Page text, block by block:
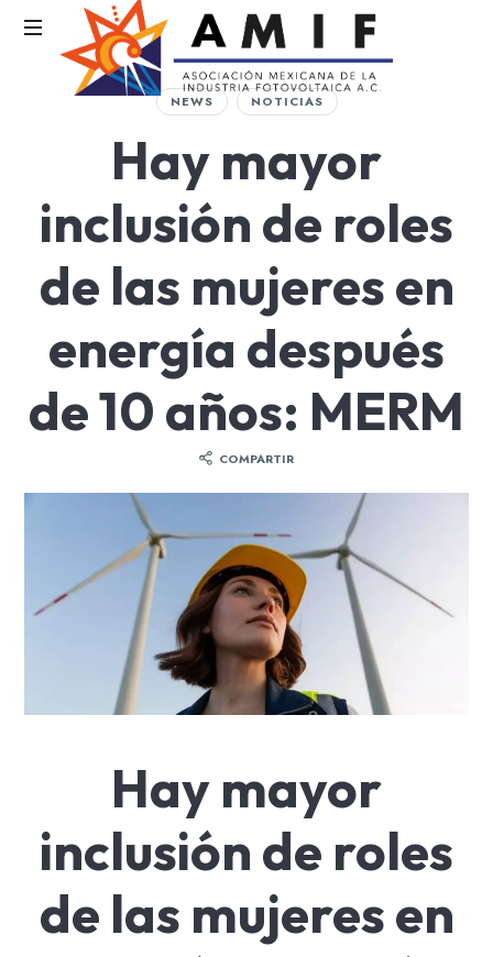
AMIF
Fotovoltaica
NEWS NOTICIAS
Hay mayor
inclusión de roles
de las mujeres en
energía después
de 10 años: MERM
COMPARTIR
Hay mayor
inclusión de roles
de las mujeres en